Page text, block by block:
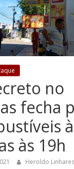
no
fecha
às 19h
Heroldo Linhares